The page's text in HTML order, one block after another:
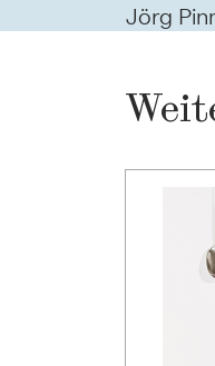
Jörg